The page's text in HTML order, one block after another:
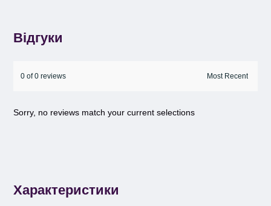
Відгуки
0 of 0 reviews
Sorry, no reviews match your current selections
Характеристики